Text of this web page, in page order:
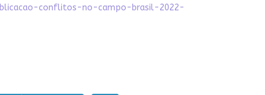
conflitos-no-campo-brasil-2022-